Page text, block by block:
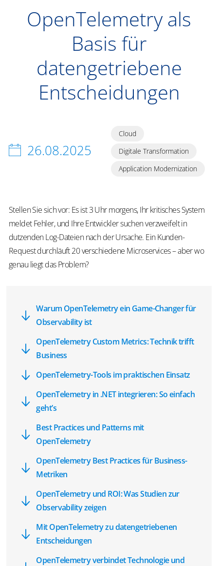
OpenTelemetry als
Basis für
datengetriebene
Entscheidungen
26.08.2025
Cloud
Digitale Transformation
Application Modernization
Stellen Sie sich vor: Es ist 3 Uhr morgens, Ihr kritisches System
meldet Fehler, und Ihre Entwickler suchen verzweifelt in
dutzenden Log-Dateien nach der Ursache. Ein Kunden-
Request durchläuft 20 verschiedene Microservices – aber wo
genau liegt das Problem?
Warum OpenTelemetry ein Game-Changer für
Observability ist
OpenTelemetry Custom Metrics: Technik trifft
Business
OpenTelemetry-Tools im praktischen Einsatz
OpenTelemetry in .NET integrieren: So einfach
geht’s
Best Practices und Patterns mit
OpenTelemetry
OpenTelemetry Best Practices für Business-
Metriken
OpenTelemetry und ROI: Was Studien zur
Observability zeigen
Mit OpenTelemetry zu datengetriebenen
Entscheidungen
OpenTelemetry verbindet Technologie und